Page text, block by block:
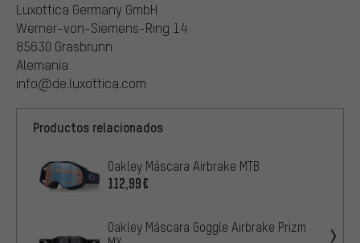
Luxottica Germany GmbH
Werner-von-Siemens-Ring 14
85630 Grasbrunn
Alemania
info@de.luxottica.com
Productos relacionados
Oakley Máscara Airbrake MTB
112,99€
Oakley Máscara Goggle Airbrake Prizm